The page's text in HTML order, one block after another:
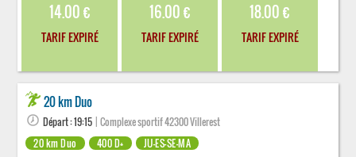
14.00 €
TARIF EXPIRÉ
16.00 €
TARIF EXPIRÉ
18.00 €
TARIF EXPIRÉ
20 km Duo
Départ : 19:15 | Complexe sportif 42300 Villerest
20 km Duo
400 D+
JU-ES-SE-MA